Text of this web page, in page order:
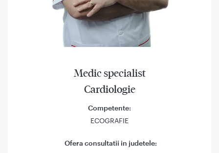
Medic specialist
Cardiologie
Competente:
ECOGRAFIE
Ofera consultatii in judetele: